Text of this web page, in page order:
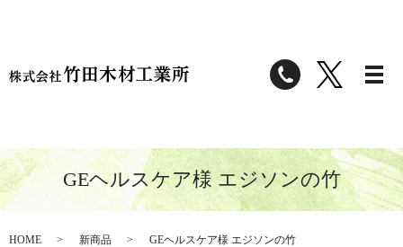
GEヘルスケア様 エジソンの竹
HOME 新商品 GEヘルスケア様 エジソンの竹